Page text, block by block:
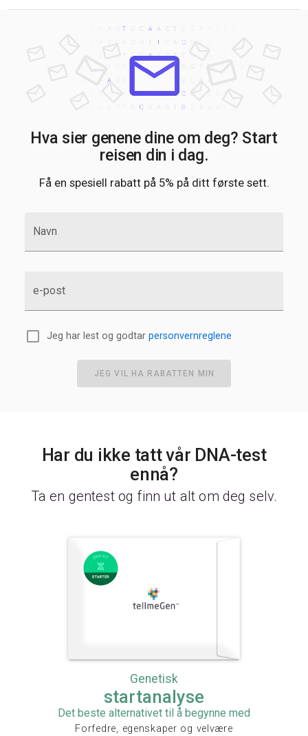
Hva sier genene dine om deg? Start
reisen din i dag.
Få en spesiell rabatt på 5% på ditt første sett.
Navn
e-post
Jeg har lest og godtar personvernreglene
JEG VIL HA RABATTEN MIN
Har du ikke tatt vår DNA-test
ennå?
Ta en gentest og finn ut alt om deg selv.
Genetisk
startanalyse
Det beste alternativet til å begynne med
Forfedre, egenskaper og velvære